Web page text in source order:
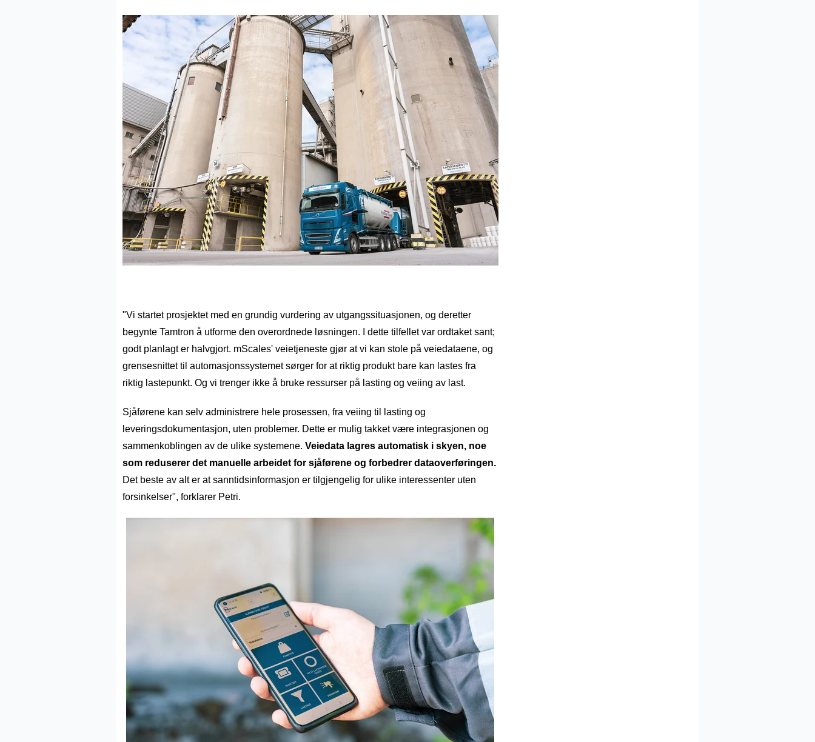
"Vi startet prosjektet med en grundig vurdering av utgangssituasjonen, og deretter
begynte Tamtron å utforme den overordnede løsningen. I dette tilfellet var ordtaket sant;
godt planlagt er halvgjort. mScales' veietjeneste gjør at vi kan stole på veiedataene, og
grensesnittet til automasjonssystemet sørger for at riktig produkt bare kan lastes fra
riktig lastepunkt. Og vi trenger ikke å bruke ressurser på lasting og veiing av last.
Sjåførene kan selv administrere hele prosessen, fra veiing til lasting og
leveringsdokumentasjon, uten problemer. Dette er mulig takket være integrasjonen og
sammenkoblingen av de ulike systemene. Veiedata lagres automatisk i skyen, noe
som reduserer det manuelle arbeidet for sjåførene og forbedrer dataoverføringen.
Det beste av alt er at sanntidsinformasjon er tilgjengelig for ulike interessenter uten
forsinkelser", forklarer Petri.